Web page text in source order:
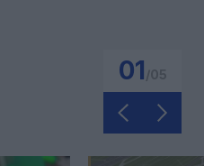
01